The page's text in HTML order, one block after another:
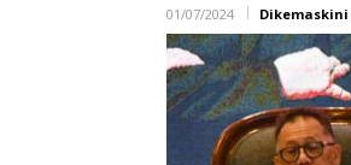
01/07/2024 Dikemaskini